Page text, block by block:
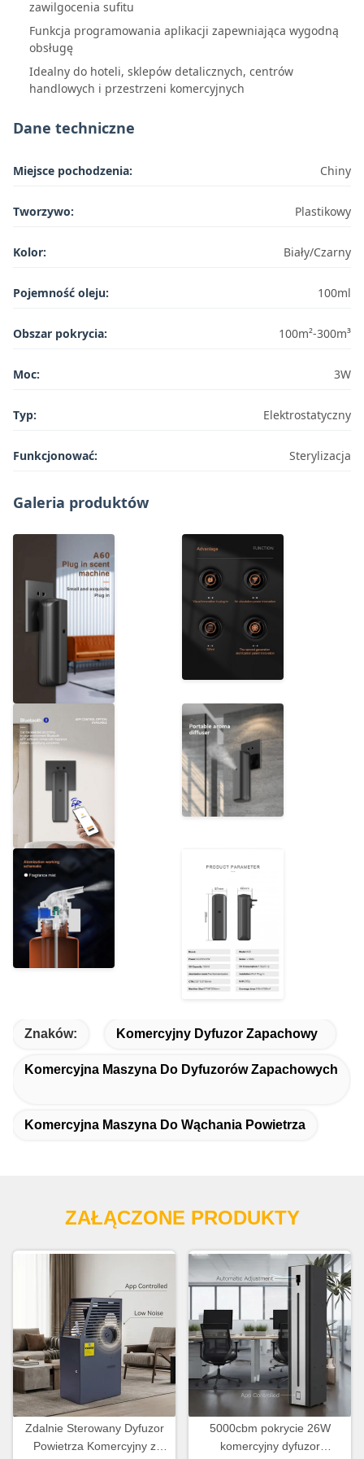
zawilgocenia sufitu
Funkcja programowania aplikacji zapewniająca wygodną
obsługę
Idealny do hoteli, sklepów detalicznych, centrów
handlowych i przestrzeni komercyjnych
Dane techniczne
Miejsce pochodzenia: Chiny
Tworzywo: Plastikowy
Kolor: Biały/Czarny
Pojemność oleju: 100ml
Obszar pokrycia: 100m²-300m³
Moc: 3W
Typ: Elektrostatyczny
Funkcjonować: Sterylizacja
Galeria produktów
Znaków: Komercyjny Dyfuzor Zapachowy
Komercyjna Maszyna Do Dyfuzorów Zapachowych
Komercyjna Maszyna Do Wąchania Powietrza
ZAŁĄCZONE PRODUKTY
Zdalnie Sterowany Dyfuzor
Powietrza Komercyjny z
5000cbm pokrycie 26W
komercyjny dyfuzor